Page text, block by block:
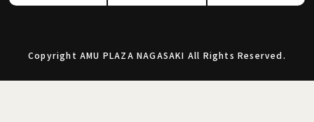
Copyright AMU PLAZA NAGASAKI All Rights Reserved.